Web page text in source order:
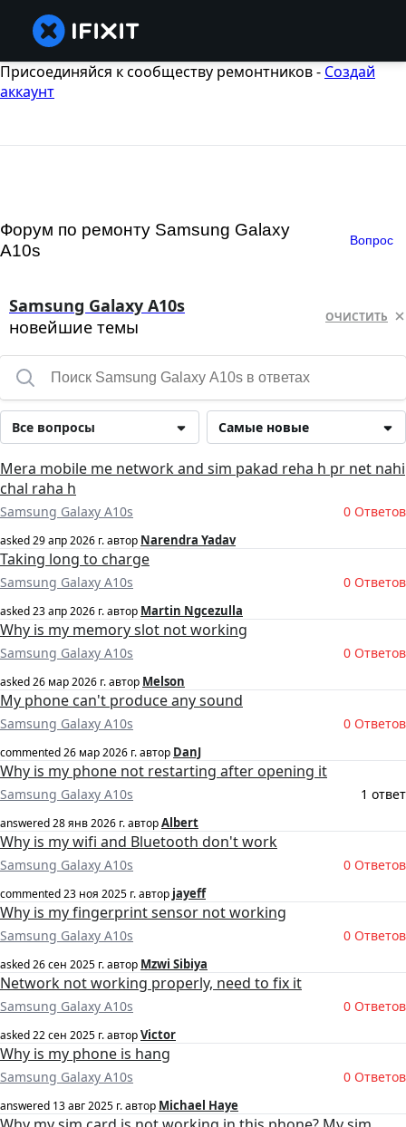
Присоединяйся к сообществу ремонтников - Создай
аккаунт
Форум по ремонту Samsung Galaxy
A10s
Вопрос
Samsung Galaxy A10s
новейшие темы
ОЧИСТИТЬ
Самые новые
Все вопросы
Mera mobile me network and sim pakad reha h pr net nahi
chal raha h
Samsung Galaxy A10s 0 Ответов
asked29 апр 2026 г.автор Narendra Yadav
Taking long to charge
Samsung Galaxy A10s 0 Ответов
asked23 апр 2026 г.автор Martin Ngcezulla
Why is my memory slot not working
Samsung Galaxy A10s 0 Ответов
asked26 мар 2026 г.автор Melson
My phone can't produce any sound
Samsung Galaxy A10s 0 Ответов
commented26 мар 2026 г.автор DanJ
Why is my phone not restarting after opening it
Samsung Galaxy A10s 1 ответ
answered28 янв 2026 г.авторAlbert
Why is my wifi and Bluetooth don't work
Samsung Galaxy A10s 0 Ответов
commented23 ноя 2025 г.автор jayeff
Why is my fingerprint sensor not working
Samsung Galaxy A10s 0 Ответов
asked26 сен 2025 г.автор Mzwi Sibiya
Network not working properly, need to fix it
Samsung Galaxy A10s 0 Ответов
asked22 сен 2025 г.авторVictor
Why is my phone is hang
Samsung Galaxy A10s 0 Ответов
answered 13 авг 2025 г.автор Michael Haye